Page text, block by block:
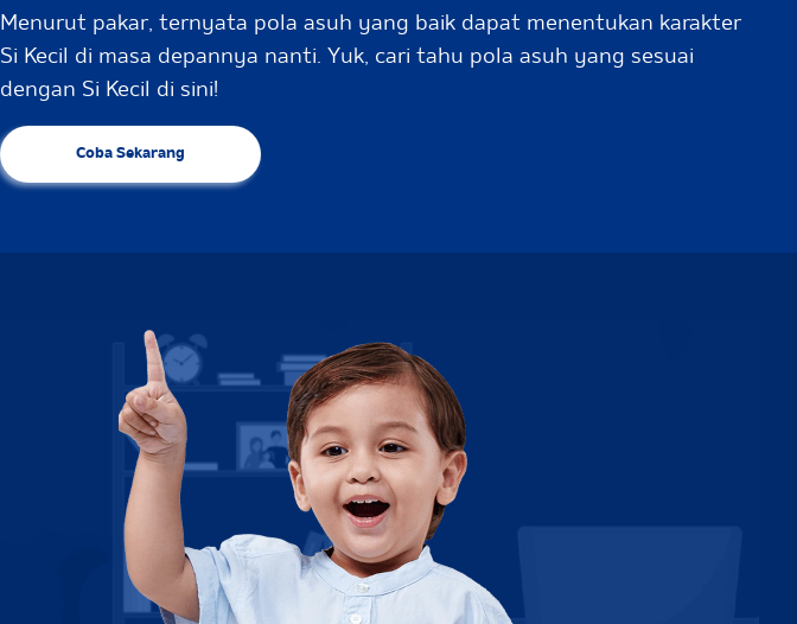
Menurut pakar, ternyata pola asuh yang baik dapat menentukan karakter
Si Kecil di masa depannya nanti. Yuk, cari tahu pola asuh yang sesuai
dengan Si Kecil di sini!
Coba Sekarang